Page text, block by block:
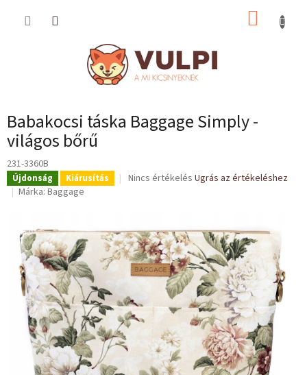
KOSÁR
Babakocsi táska Baggage Simply -
világos bőrű
231-3360B
Újdonság Kiárusítás
A
5-
ből
0,0
csillag.
Nincs értékelés Ugrás az értékeléshez
Márka: Baggage